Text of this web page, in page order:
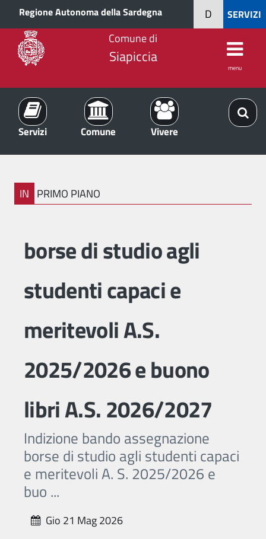
Regione Autonoma della Sardegna SERVIZI
D
Comune di
Siapiccia
menu
Servizi Comune Vivere
IN PRIMO PIANO
borse di studio agli
studenti capaci e
meritevoli A.S.
2025/2026 e buono
libri A.S. 2026/2027
Indizione bando assegnazione
borse di studio agli studenti capaci
e meritevoli A. S. 2025/2026 e
buo ...
Gio 21 Mag 2026